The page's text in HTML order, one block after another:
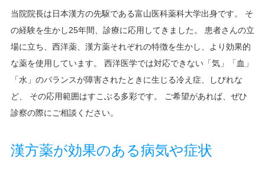
装具外来
ゆるリハビリテーション
ゆるトレーニング
施設・設備のご案内
アクセス/所在地
当院院長は日本漢方の先駆である富山医科薬科大学出身です。 そ
の経験を生かし25年間、診療に応用してきました。 患者さんの立
場に立ち、西洋薬、漢方薬それぞれの特徴を生かし、より効果的
な薬を使用しています。 西洋医学では対応できない「気」「血」
「水」のバランスが障害されたときに生じる冷え症、しびれな
ど、 その応用範囲はすこぶる多彩です。 ご希望があれば、ぜひ
診察の際にご相談ください。
漢方薬が効果のある病気や症状